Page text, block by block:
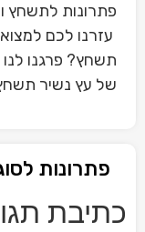
פתרונות לתשחץ
עזרנו לכם
תשחץ? פרגנו לנו
של עץ נשיר
פתרונות
כתיבת